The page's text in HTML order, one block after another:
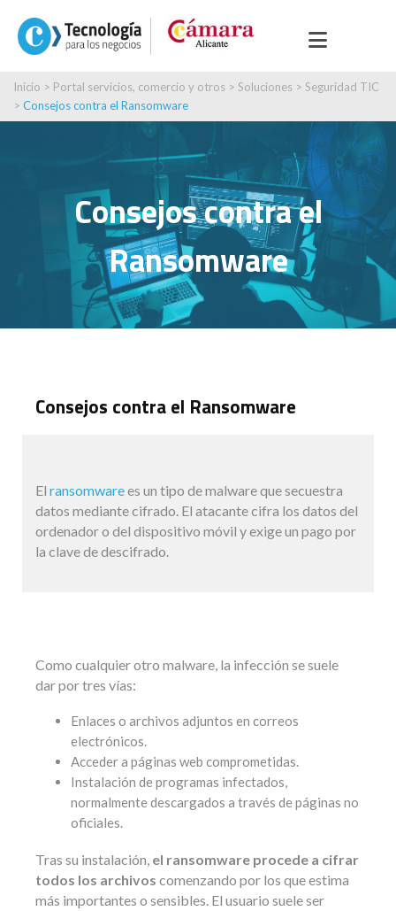
Inicio > Portal servicios, comercio y otros > Soluciones > Seguridad TIC
> Consejos contra el Ransomware
Consejos contra el
Ransomware
Consejos contra el Ransomware
El ransomwarees un tipo de malware que secuestra
datos mediante cifrado. El atacante cifra los datos del
ordenador o del dispositivo móvil y exige un pago por
la clave de descifrado.
Como cualquier otro malware, la infección se suele
dar por tres vías:
Enlaces o archivos adjuntos en correos
electrónicos.
Acceder a páginas web comprometidas.
Instalación de programas infectados,
normalmente descargados a través de páginas no
oficiales.
Tras su instalación, el ransomware procede a cifrar
todos los archivos comenzando por los que estima
más importantes o sensibles. El usuario suele ser